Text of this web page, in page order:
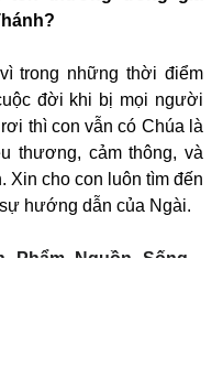
trong những thời điểm
đời khi bị mọi người
thì con vẫn có Chúa là
thương, cảm thông, và
Xin cho con luôn tìm đến
hướng dẫn của Ngài.
Phẩm Nguồn Sống -